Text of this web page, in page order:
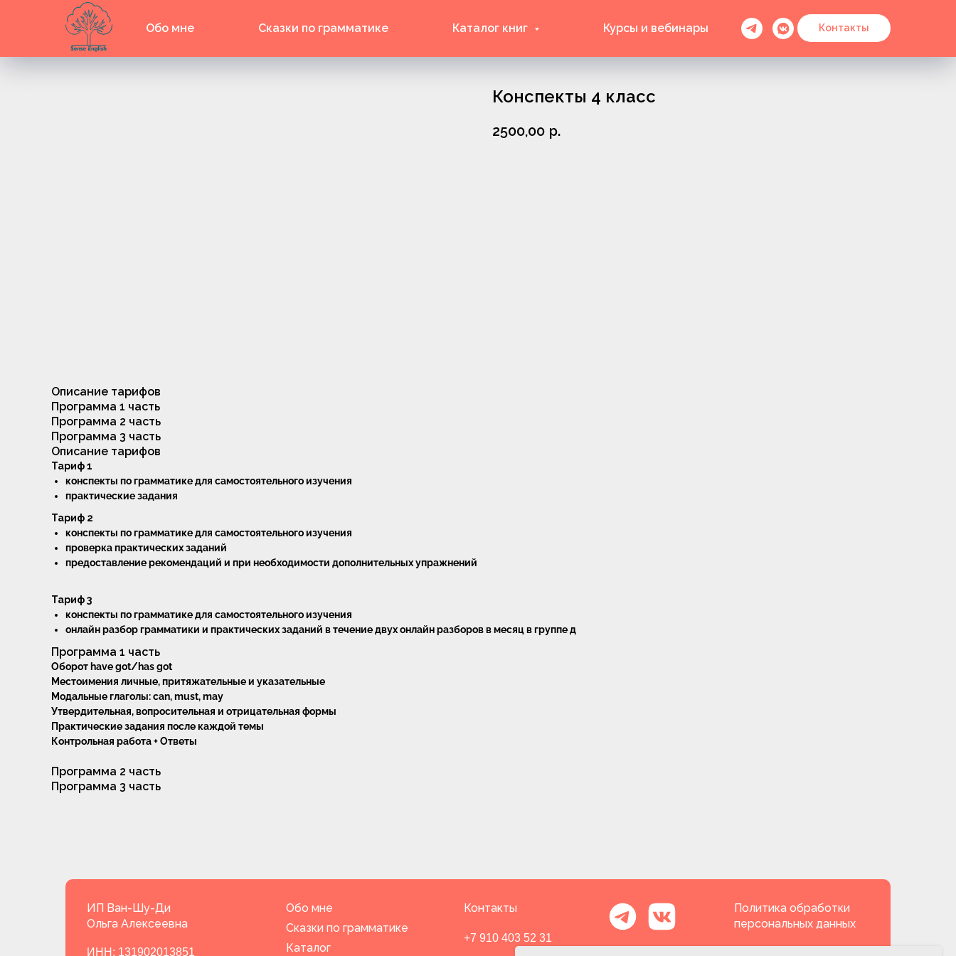
Обо мне Сказки по грамматике Каталог книг Курсы и вебинары Контакты
Конспекты 4 класс
2500,00 р.
Описание тарифов
Программа 1 часть
Программа 2 часть
Программа 3 часть
Описание тарифов
Тариф 1
конспекты по грамматике для самостоятельного изучения
практические задания
Тариф 2
конспекты по грамматике для самостоятельного изучения
проверка практических заданий
предоставление рекомендаций и при необходимости дополнительных упражнений
Тариф 3
конспекты по грамматике для самостоятельного изучения
онлайн разбор грамматики и практических заданий в течение двух онлайн разборов в месяц в группе д
Программа 1 часть
Оборот have got/has got
Местоимения личные, притяжательные и указательные
Модальные глаголы: can, must, may
Утвердительная, вопросительная и отрицательная формы
Практические задания после каждой темы
Контрольная работа + Ответы
Программа 2 часть
Программа 3 часть
Часы работы:
Политика обработки
персональных данных
+7 910 403 52 31
Контакты
Каталог
Сказки по грамматике
Обо мне
ИНН: 131902013851
ИП Ван-Шу-Ди
Ольга Алексеевна